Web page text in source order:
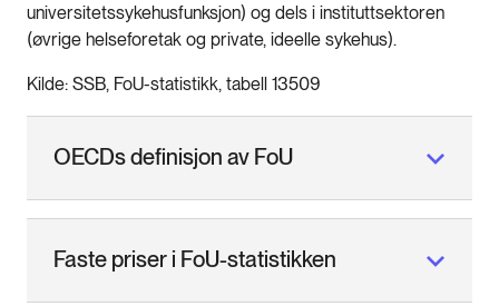
universitetssykehusfunksjon) og dels i instituttsektoren
(øvrige helseforetak og private, ideelle sykehus).
Kilde: SSB, FoU-statistikk, tabell 13509
OECDs definisjon av FoU
Faste priser i FoU-statistikken